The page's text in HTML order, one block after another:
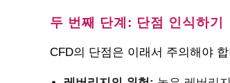
두 번째 단계: 단점 인식하기
CFD의 단점은 이래서 주의해야